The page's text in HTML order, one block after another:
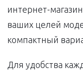
интернет-
ваших целей
компактный
Для удобства